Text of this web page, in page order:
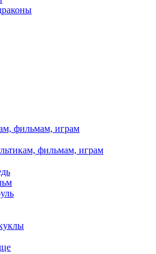
фильмам, играм
фильмам, играм